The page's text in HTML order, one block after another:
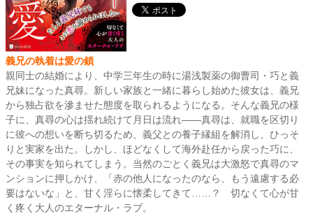
義兄の執着は愛の鎖
親同士の結婚により、中学三年生の時に湯浅製薬の御曹司・巧と義
兄妹になった真尋。新しい家族と一緒に暮らし始めた彼女は、義兄
から独占欲を滲ませた態度を取られるようになる。そんな義兄の様
子に、真尋の心は揺れ続けて月日は流れ――真尋は、就職を区切り
に彼への想いを断ち切るため、義父との養子縁組を解消し、ひっそ
りと実家を出た。しかし、ほどなくして海外赴任から戻った巧に、
その事実を知られてしまう。当然のごとく義兄は大激怒で真尋のマ
ンションに押しかけ、「赤の他人になったのなら、もう遠慮する必
要はないな」と、甘く淫らに懐柔してきて……？ 切なくて心が甘
く疼く大人のエターナル・ラブ。